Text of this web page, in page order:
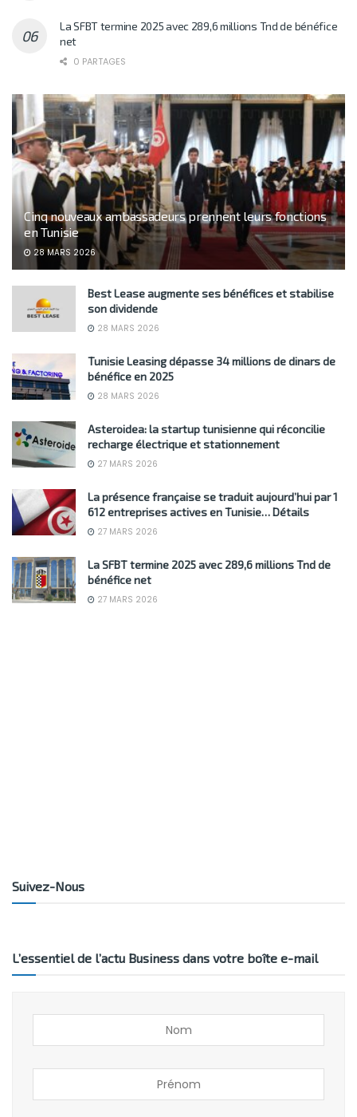
La SFBT termine 2025 avec 289,6 millions Tnd de bénéfice
net
0 PARTAGES
Cinq nouveaux ambassadeurs prennent leurs fonctions
en Tunisie
28 MARS 2026
Best Lease augmente ses bénéfices et stabilise
son dividende
28 MARS 2026
Tunisie Leasing dépasse 34 millions de dinars de
bénéfice en 2025
28 MARS 2026
Asteroidea: la startup tunisienne qui réconcilie
recharge électrique et stationnement
27 MARS 2026
La présence française se traduit aujourd’hui par 1
612 entreprises actives en Tunisie… Détails
27 MARS 2026
La SFBT termine 2025 avec 289,6 millions Tnd de
bénéfice net
27 MARS 2026
Suivez-Nous
L’essentiel de l’actu Business dans votre boîte e-mail